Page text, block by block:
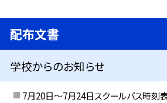
配布文書
学校からのお知らせ
7月20日～7月24日スクールバス時刻